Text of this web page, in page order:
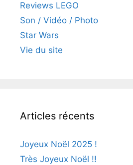
Reviews LEGO
Son / Vidéo / Photo
Star Wars
Vie du site
Articles récents
Joyeux Noël 2025 !
Très Joyeux Noël !!